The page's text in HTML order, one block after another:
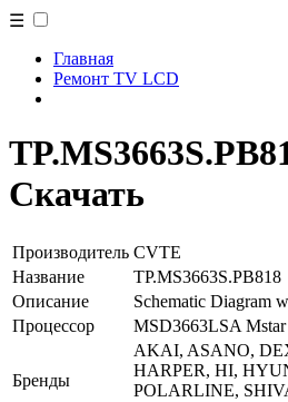
☰
Главная
Ремонт TV LCD
Скачать
Производитель CVTE
Название
TP.MS3663S.PB818
Описание
Schematic Diagram
Процессор
MSD3663LSA Mstar
Бренды
AKAI, ASANO,
HARPER, HI,
POLARLINE,